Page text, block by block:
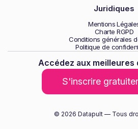
Juridiques
Mentions
Charte RGPD
Conditions générales
Politique de
Accédez aux meilleures
S'inscrire
© 2026 Datapult — Tous